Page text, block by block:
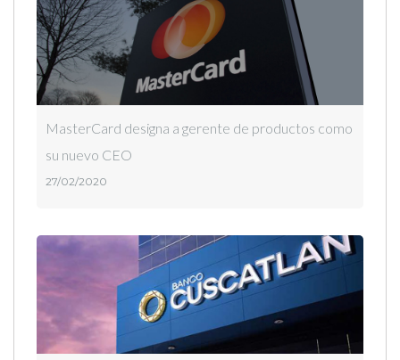
MasterCard designa a gerente de productos como
su nuevo CEO
27/02/2020